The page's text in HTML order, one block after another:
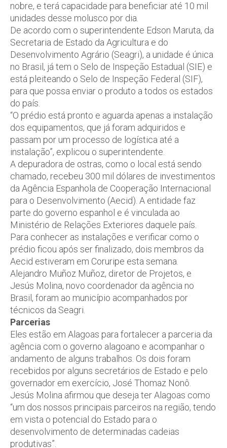
nobre, e terá capacidade para beneficiar até 10 mil
unidades desse molusco por dia.
De acordo com o superintendente Edson Maruta, da
Secretaria de Estado da Agricultura e do
Desenvolvimento Agrário (Seagri), a unidade é única
no Brasil, já tem o Selo de Inspeção Estadual (SIE) e
está pleiteando o Selo de Inspeção Federal (SIF),
para que possa enviar o produto a todos os estados
do país.
“O prédio está pronto e aguarda apenas a instalação
dos equipamentos, que já foram adquiridos e
passam por um processo de logística até a
instalação”, explicou o superintendente.
A depuradora de ostras, como o local está sendo
chamado, recebeu 300 mil dólares de investimentos
da Agência Espanhola de Cooperação Internacional
para o Desenvolvimento (Aecid). A entidade faz
parte do governo espanhol e é vinculada ao
Ministério de Relações Exteriores daquele país.
Para conhecer as instalações e verificar como o
prédio ficou após ser finalizado, dois membros da
Aecid estiveram em Coruripe esta semana.
Alejandro Muñoz Muñoz, diretor de Projetos, e
Jesús Molina, novo coordenador da agência no
Brasil, foram ao município acompanhados por
técnicos da Seagri.
Parcerias
Eles estão em Alagoas para fortalecer a parceria da
agência com o governo alagoano e acompanhar o
andamento de alguns trabalhos. Os dois foram
recebidos por alguns secretários de Estado e pelo
governador em exercício, José Thomaz Nonô.
Jesús Molina afirmou que deseja ter Alagoas como
“um dos nossos principais parceiros na região, tendo
em vista o potencial do Estado para o
desenvolvimento de determinadas cadeias
produtivas”.